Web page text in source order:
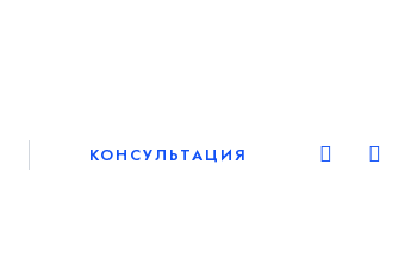
КОНСУЛЬТАЦИЯ